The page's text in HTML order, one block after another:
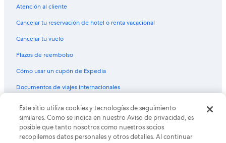
Atención al cliente
Cancelar tu reservación de hotel o renta vacacional
Cancelar tu vuelo
Plazos de reembolso
Cómo usar un cupón de Expedia
Documentos de viajes internacionales
© 2026 Expedia, Inc., una empresa de Expedia Group. Todos los
derechos reservados. Expedia y el logo de Expedia son marcas
registradas o marcas comerciales de Expedia, Inc. CST# 2029030-50.
Este sitio utiliza cookies y tecnologías de seguimiento
similares. Como se indica en nuestro Aviso de privacidad, es
posible que tanto nosotros como nuestros socios
recopilemos datos personales y otros detalles. Al continuar